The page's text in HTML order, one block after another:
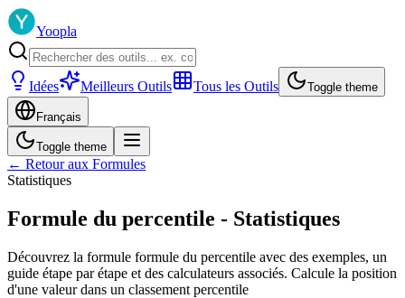
Yoopla
Idées Meilleurs Outils Tous les Outils Toggle theme
Français
Toggle theme
← Retour aux Formules
Statistiques
Formule du percentile - Statistiques
Découvrez la formule formule du percentile avec des exemples, un
guide étape par étape et des calculateurs associés. Calcule la position
d'une valeur dans un classement percentile